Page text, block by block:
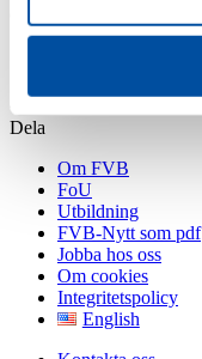
Dela
Om FVB
FoU
Utbildning
FVB-Nytt som pdf
Jobba hos oss
Om cookies
Integritetspolicy
English